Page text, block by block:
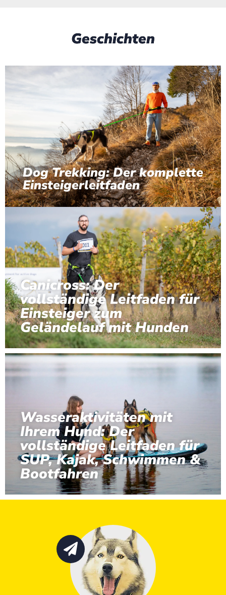
Geschichten
Dog Trekking: Der komplette
Einsteigerleitfaden
Canicross: Der
vollständige Leitfaden für
Einsteiger zum
Geländelauf mit Hunden
Wasseraktivitäten mit
Ihrem Hund: Der
vollständige Leitfaden für
SUP, Kajak, Schwimmen &
Bootfahren